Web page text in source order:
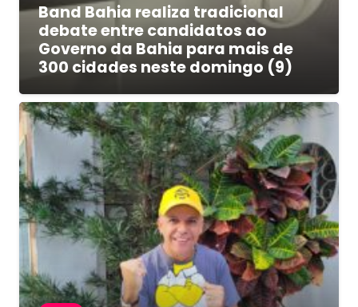
Band Bahia realiza tradicional
debate entre candidatos ao
Governo da Bahia para mais de
300 cidades neste domingo (9)